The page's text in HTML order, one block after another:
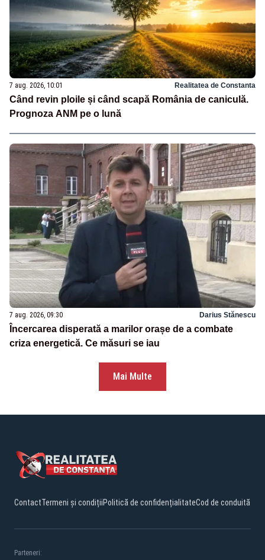
7 aug. 2026, 10:01 Realitatea de Constanta
Când revin ploile și când scapă România de caniculă.
Prognoza ANM pe o lună
7 aug. 2026, 09:30 Darius Stănescu
Încercarea disperată a marilor orașe de a combate
criza energetică. Ce măsuri se iau
Mai Multe
ContactTermeni și condițiiPolitică de confidențialitateCod de conduită
Parteneri: